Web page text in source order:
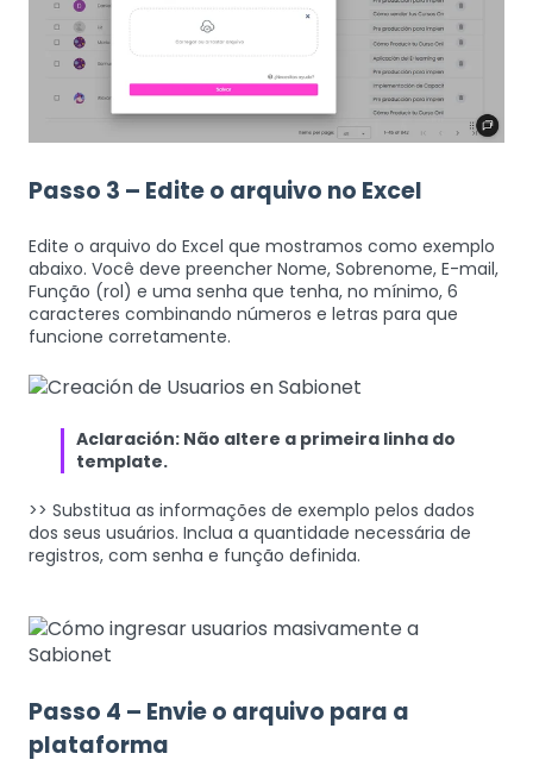
Passo 3 – Edite o arquivo no Excel
Edite o arquivo do Excel que mostramos como exemplo
abaixo. Você deve preencher Nome, Sobrenome, E-mail,
Função (rol) e uma senha que tenha, no mínimo, 6
caracteres combinando números e letras para que
funcione corretamente.
Aclaración: Não altere a primeira linha do
template.
>> Substitua as informações de exemplo pelos dados
dos seus usuários. Inclua a quantidade necessária de
registros, com senha e função definida.
Passo 4 – Envie o arquivo para a
plataforma